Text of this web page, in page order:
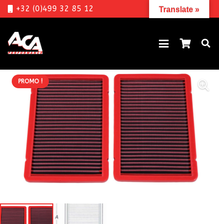
+32 (0)499 32 85 12
PROMO !
Translate »